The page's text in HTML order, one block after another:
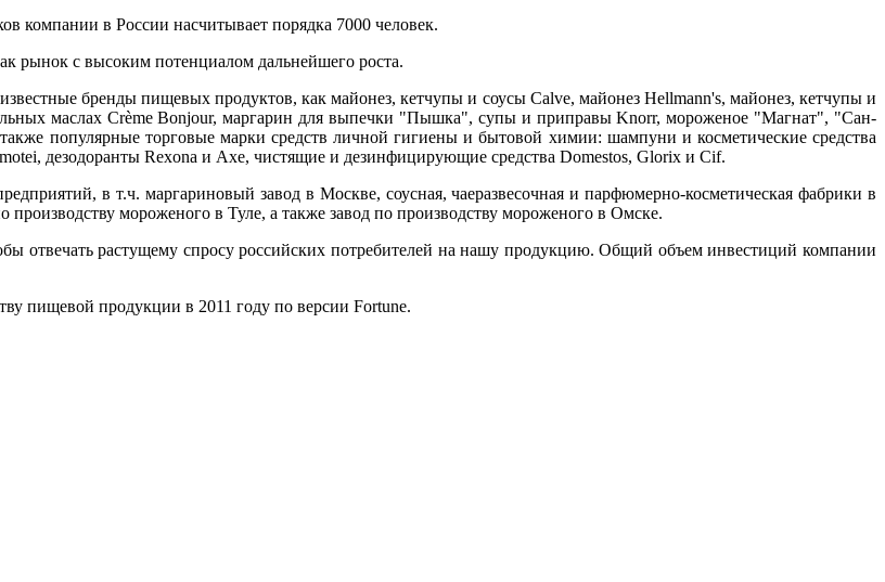
компании в России насчитывает порядка 7000 человек.
рынок с высоким потенциалом дальнейшего роста.
бренды пищевых продуктов, как майонез, кетчупы и соусы Calve, майонез Hellmann's, майонез, кетчупы и
маслах Crème Bonjour, маргарин для выпечки "Пышка", супы и приправы Knorr, мороженое "Магнат", "Сан-
популярные торговые марки средств личной гигиены и бытовой химии: шампуни и косметические средства
дезодоранты Rexona и Axe, чистящие и дезинфицирующие средства Domestos, Glorix и Cif.
в т.ч. маргариновый завод в Москве, соусная, чаеразвесочная и парфюмерно-косметическая фабрики в
мороженого в Туле, а также завод по производству мороженого в Омске.
отвечать растущему спросу российских потребителей на нашу продукцию. Общий объем инвестиций компании
пищевой продукции в 2011 году по версии Fortune.